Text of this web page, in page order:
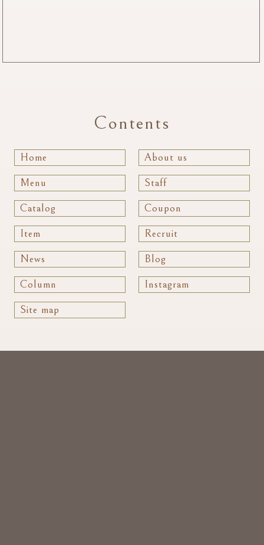
Contents
Home About us
Menu Staff
Catalog Coupon
Item Recruit
News Blog
Column Instagram
Site map